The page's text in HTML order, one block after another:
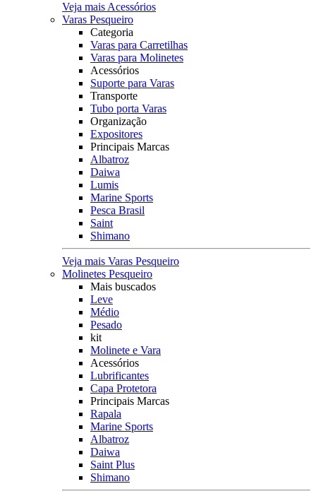
Veja mais Acessórios
Varas Pesqueiro
Categoria
Varas para Carretilhas
Varas para Molinetes
Acessórios
Suporte para Varas
Transporte
Tubo porta Varas
Organização
Expositores
Principais Marcas
Albatroz
Daiwa
Lumis
Marine Sports
Pesca Brasil
Saint
Shimano
Veja mais Varas Pesqueiro
Molinetes Pesqueiro
Mais buscados
Leve
Médio
Pesado
kit
Molinete e Vara
Acessórios
Lubrificantes
Capa Protetora
Principais Marcas
Rapala
Marine Sports
Albatroz
Daiwa
Saint Plus
Shimano